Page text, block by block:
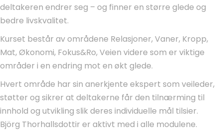
deltakeren endrer seg – og finner en større glede og
bedre livskvalitet.
Kurset består av områdene Relasjoner, Vaner, Kropp,
Mat, Økonomi, Fokus&Ro, Veien videre som er viktige
områder i en endring mot en økt glede.
Hvert område har sin anerkjente ekspert som veileder,
støtter og sikrer at deltakerne får den tilnærming til
innhold og utvikling slik deres individuelle mål tilsier.
Björg Thorhallsdottir er aktivt med i alle modulene.